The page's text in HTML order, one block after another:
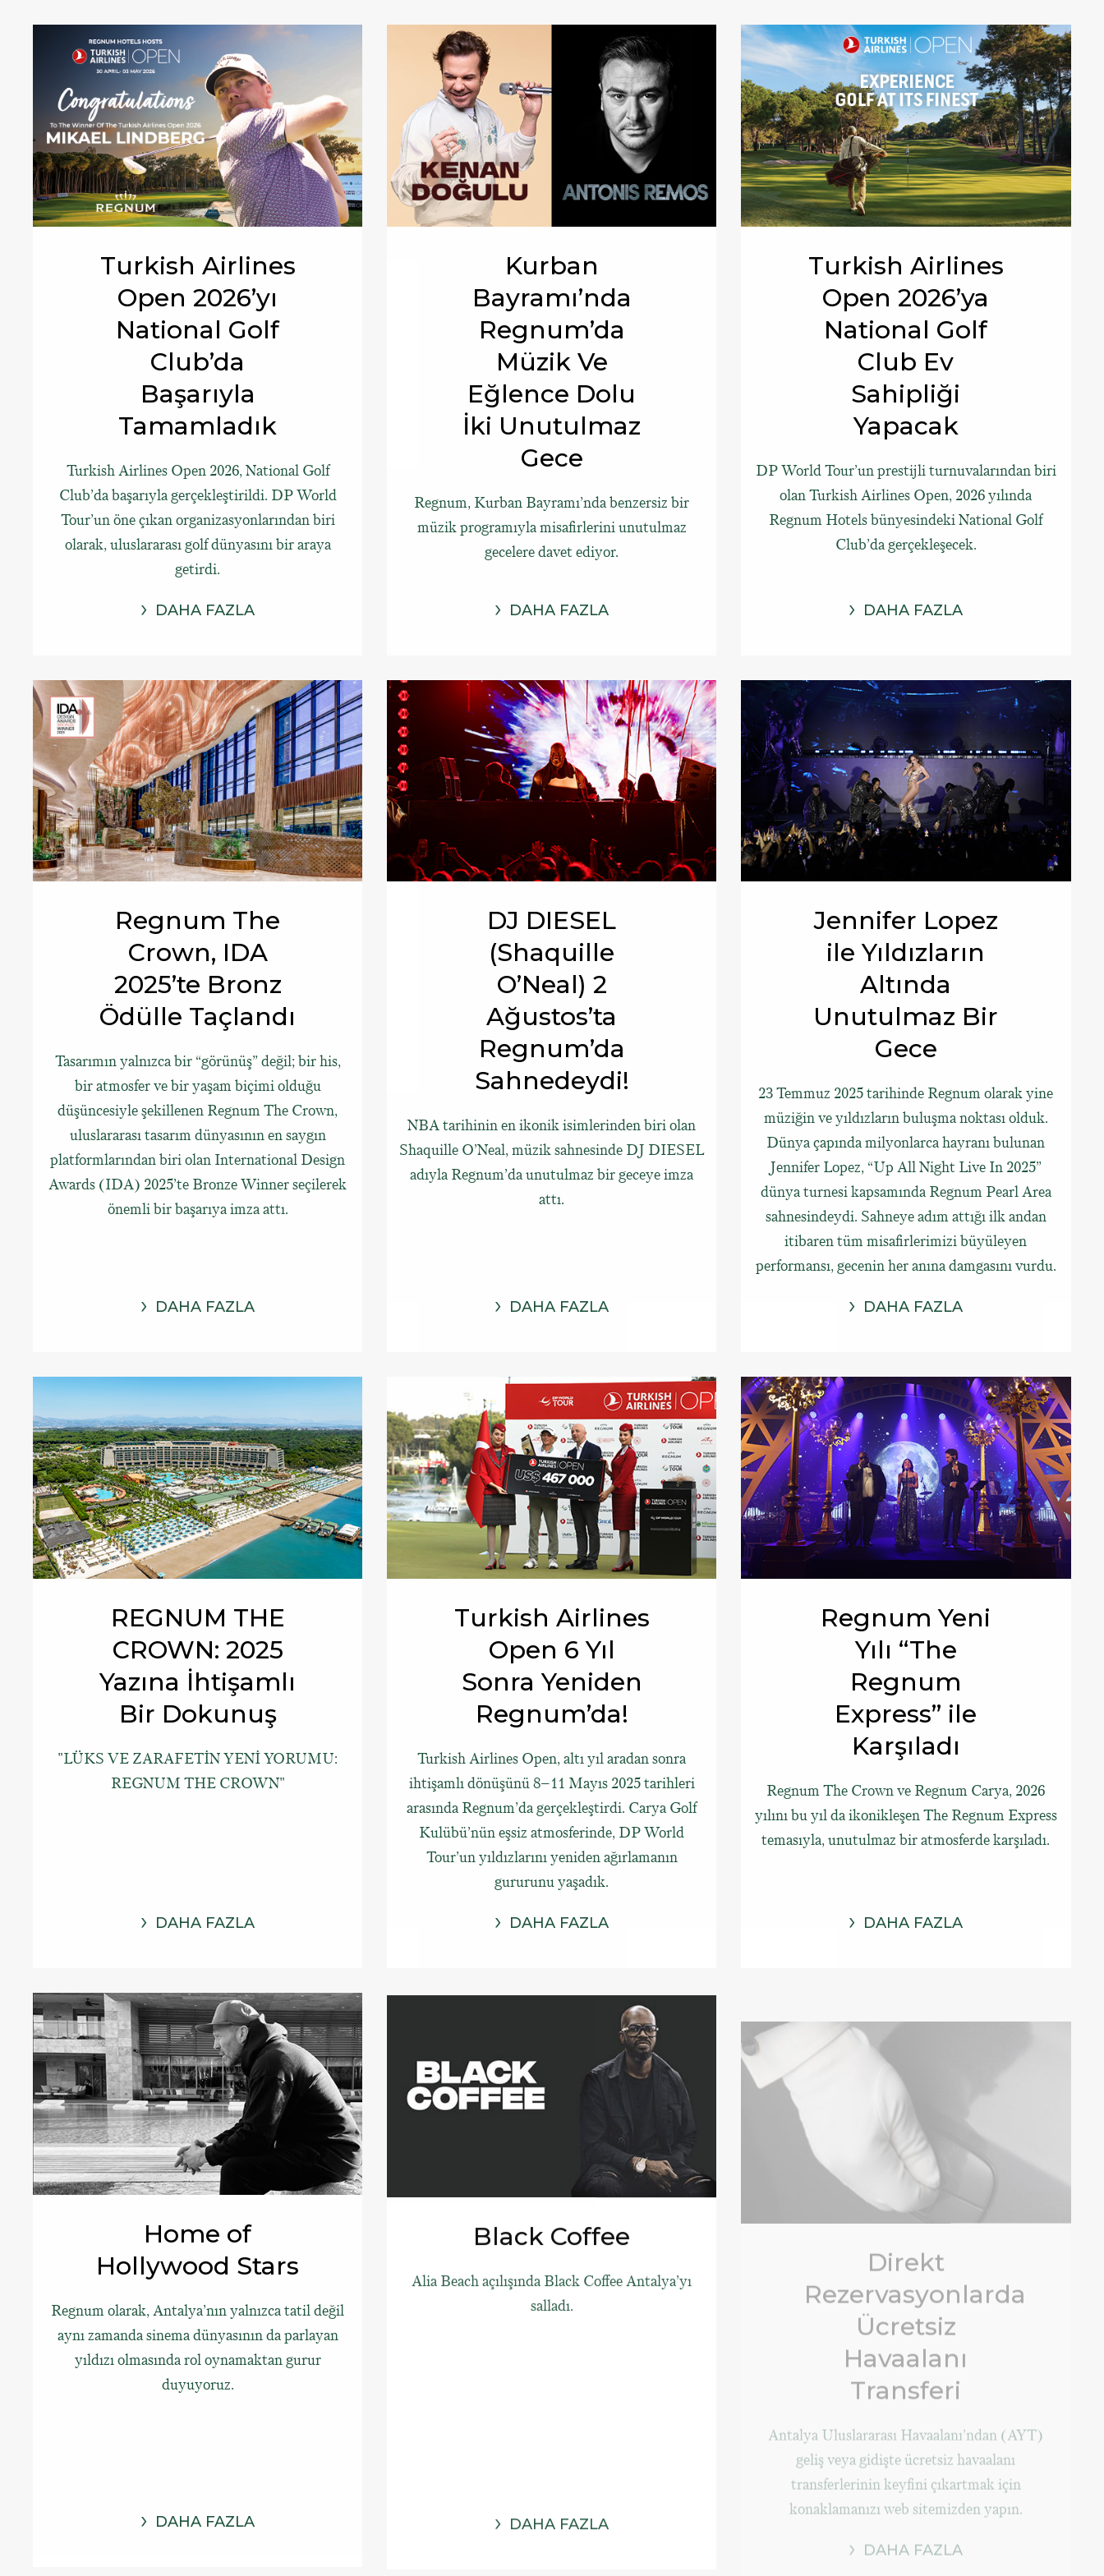
Turkish Airlines
Open 2026’yı
National Golf
Club’da
Başarıyla
Tamamladık
Turkish Airlines Open 2026, National Golf
Club’da başarıyla gerçekleştirildi. DP World
Tour’un öne çıkan organizasyonlarından biri
olarak, uluslararası golf dünyasını bir araya
getirdi.
DAHA FAZLA
Kurban
Bayramı’nda
Regnum’da
Müzik Ve
Eğlence Dolu
İki Unutulmaz
Gece
Regnum, Kurban Bayramı’nda benzersiz bir
müzik programıyla misafirlerini unutulmaz
gecelere davet ediyor.
DAHA FAZLA
Turkish Airlines
Open 2026’ya
National Golf
Club Ev
Sahipliği
Yapacak
DP World Tour’un prestijli turnuvalarından biri
olan Turkish Airlines Open, 2026 yılında
Regnum Hotels bünyesindeki National Golf
Club’da gerçekleşecek.
DAHA FAZLA
Regnum The
Crown, IDA
2025’te Bronz
Ödülle Taçlandı
Tasarımın yalnızca bir “görünüş” değil; bir his,
bir atmosfer ve bir yaşam biçimi olduğu
düşüncesiyle şekillenen Regnum The Crown,
uluslararası tasarım dünyasının en saygın
platformlarından biri olan International Design
Awards (IDA) 2025’te Bronze Winner seçilerek
önemli bir başarıya imza attı.
DAHA FAZLA
DJ DIESEL
(Shaquille
O’Neal) 2
Ağustos’ta
Regnum’da
Sahnedeydi!
NBA tarihinin en ikonik isimlerinden biri olan
Shaquille O’Neal, müzik sahnesinde DJ DIESEL
adıyla Regnum’da unutulmaz bir geceye imza
attı.
DAHA FAZLA
Jennifer Lopez
ile Yıldızların
Altında
Unutulmaz Bir
Gece
23 Temmuz 2025 tarihinde Regnum olarak yine
müziğin ve yıldızların buluşma noktası olduk.
Dünya çapında milyonlarca hayranı bulunan
Jennifer Lopez, “Up All Night Live In 2025”
dünya turnesi kapsamında Regnum Pearl Area
sahnesindeydi. Sahneye adım attığı ilk andan
itibaren tüm misafirlerimizi büyüleyen
performansı, gecenin her anına damgasını vurdu.
DAHA FAZLA
REGNUM THE
CROWN: 2025
Yazına İhtişamlı
Bir Dokunuş
"LÜKS VE ZARAFETİN YENİ YORUMU:
REGNUM THE CROWN"
DAHA FAZLA
Turkish Airlines
Open 6 Yıl
Sonra Yeniden
Regnum’da!
Turkish Airlines Open, altı yıl aradan sonra
ihtişamlı dönüşünü 8–11 Mayıs 2025 tarihleri
arasında Regnum’da gerçekleştirdi. Carya Golf
Kulübü’nün eşsiz atmosferinde, DP World
Tour’un yıldızlarını yeniden ağırlamanın
gururunu yaşadık.
DAHA FAZLA
Regnum Yeni
Yılı “The
Regnum
Express” ile
Karşıladı
Regnum The Crown ve Regnum Carya, 2026
yılını bu yıl da ikonikleşen The Regnum Express
temasıyla, unutulmaz bir atmosferde karşıladı.
DAHA FAZLA
Home of
Hollywood Stars
Regnum olarak, Antalya’nın yalnızca tatil değil
aynı zamanda sinema dünyasının da parlayan
yıldızı olmasında rol oynamaktan gurur
duyuyoruz.
DAHA FAZLA
Black Coffee
Alia Beach açılışında Black Coffee Antalya’yı
salladı.
DAHA FAZLA
Direkt
Rezervasyonlarda
Ücretsiz
Havaalanı
Transferi
geliş veya gidişte ücretsiz havaalanı
transferlerinin keyfini çıkartmak için
konaklamanızı web sitemizden yapın.